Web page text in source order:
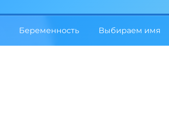
Беременность Выбираем имя